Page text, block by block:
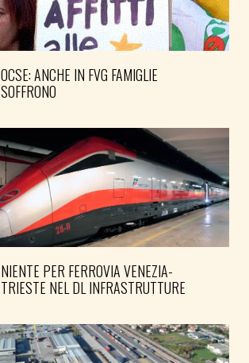
OCSE: ANCHE IN FVG FAMIGLIE
SOFFRONO
NIENTE PER FERROVIA VENEZIA-
TRIESTE NEL DL INFRASTRUTTURE